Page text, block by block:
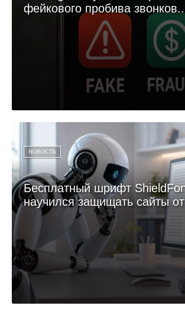
фейкового пробива
НОВОСТЬ
Бесплатный шрифт
научился защищать сайты